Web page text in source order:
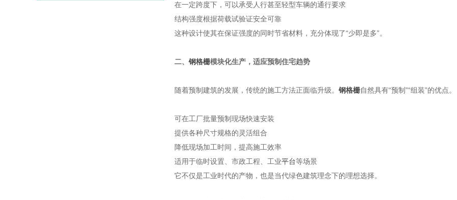
在一定跨度下，可以承受人行甚至轻型车辆的通行要求
结构强度根据荷载试验证安全可靠
这种设计使其在保证强度的同时节省材料，充分体现了“少即是多”。
二、 钢格栅模块化生产，适应预制住宅趋势
随着预制建筑的发展，传统的施工方法正面临升级。 钢格栅自然具有“预制”“组装”的优点。
可在工厂批量预制现场快速安装
提供各种尺寸规格的灵活组合
降低现场加工时间，提高施工效率
适用于临时设置、市政工程、工业平台等场景
它不仅是工业时代的产物，也是当代绿色建筑理念下的理想选择。